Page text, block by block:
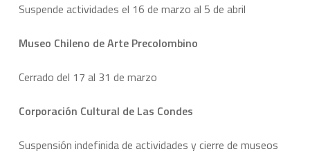
Suspende actividades el 16 de marzo al 5 de abril
Museo Chileno de Arte Precolombino
Cerrado del 17 al 31 de marzo
Corporación Cultural de Las Condes
Suspensión indefinida de actividades y cierre de museos